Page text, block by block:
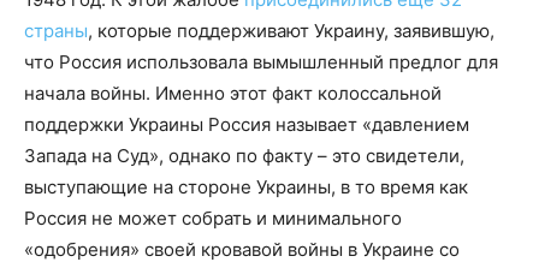
страны, которые поддерживают Украину, заявившую,
что Россия использовала вымышленный предлог для
начала войны. Именно этот факт колоссальной
поддержки Украины Россия называет «давлением
Запада на Суд», однако по факту – это свидетели,
выступающие на стороне Украины, в то время как
Россия не может собрать и минимального
«одобрения» своей кровавой войны в Украине со